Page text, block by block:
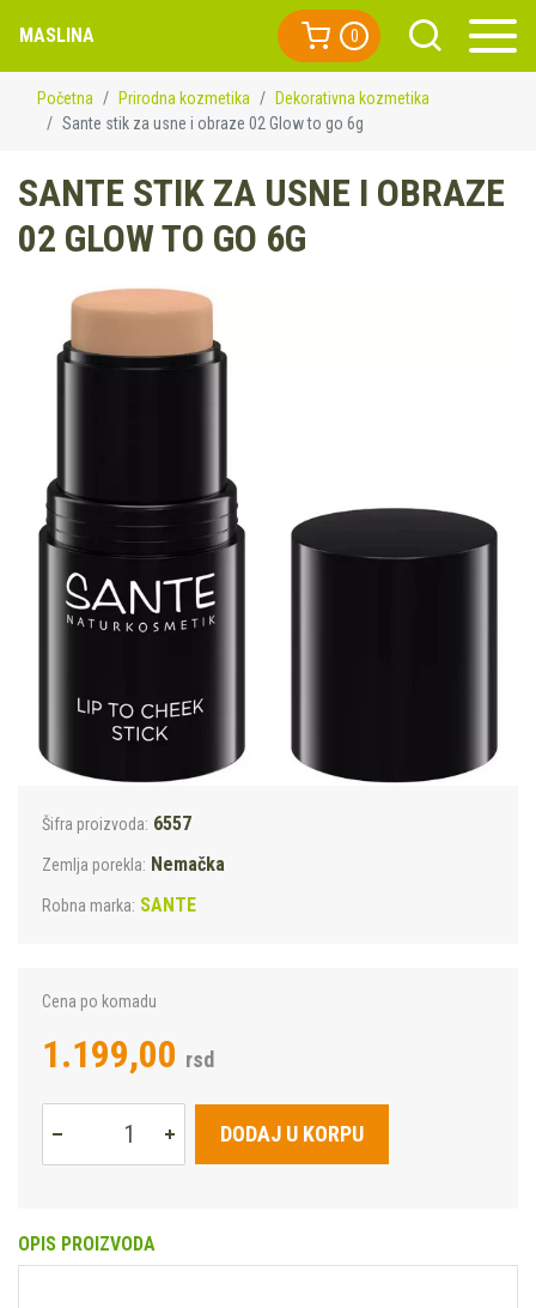
MASLINA 0
Početna Prirodna kozmetika
Dekorativna kozmetika
Sante stik za usne i obraze 02 Glow to go 6g
SANTE STIK ZA USNE I OBRAZE
02 GLOW TO GO 6G
Šifra proizvoda: 6557
Zemlja porekla: Nemačka
Robna marka: SANTE
Cena po komadu
1.199,00 rsd
DODAJ U KORPU
OPIS PROIZVODA